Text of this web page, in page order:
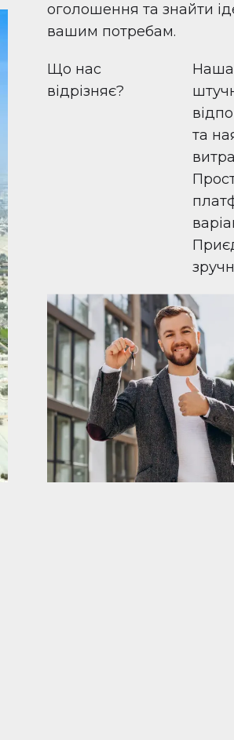
оголошення та знайти
вашим потребам.
Що нас
відрізняє?
Наша
та